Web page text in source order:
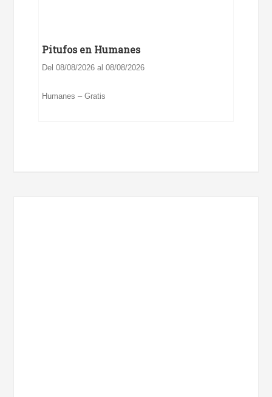
Pitufos en Humanes
Del 08/08/2026 al 08/08/2026
Humanes – Gratis